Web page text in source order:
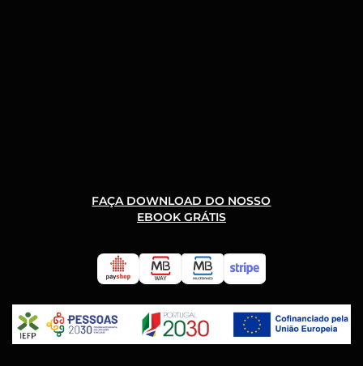
FAÇA DOWNLOAD DO NOSSO
EBOOK GRÁTIS